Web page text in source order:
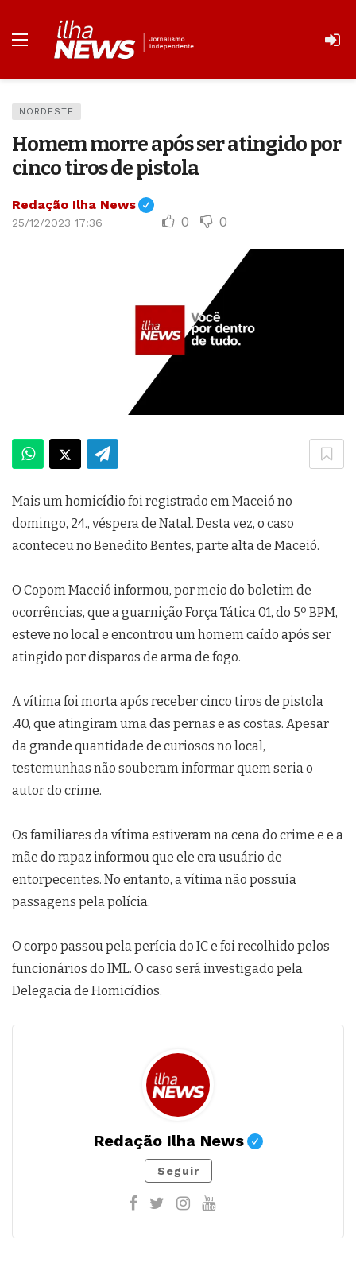
NORDESTE
Homem morre após ser atingido por
cinco tiros de pistola
Redação Ilha News
25/12/2023 17:36 0 0
Mais um homicídio foi registrado em Maceió no
domingo, 24., véspera de Natal. Desta vez, o caso
aconteceu no Benedito Bentes, parte alta de Maceió.
O Copom Maceió informou, por meio do boletim de
ocorrências, que a guarnição Força Tática 01, do 5º BPM,
esteve no local e encontrou um homem caído após ser
atingido por disparos de arma de fogo.
A vítima foi morta após receber cinco tiros de pistola
.40, que atingiram uma das pernas e as costas. Apesar
da grande quantidade de curiosos no local,
testemunhas não souberam informar quem seria o
autor do crime.
Os familiares da vítima estiveram na cena do crime e e a
mãe do rapaz informou que ele era usuário de
entorpecentes. No entanto, a vítima não possuía
passagens pela polícia.
O corpo passou pela perícia do IC e foi recolhido pelos
funcionários do IML. O caso será investigado pela
Delegacia de Homicídios.
Redação Ilha News
Seguir